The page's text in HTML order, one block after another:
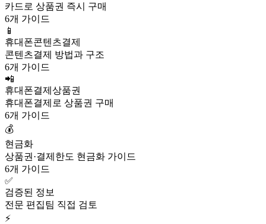
카드로 상품권 즉시 구매
6개 가이드
📱
휴대폰콘텐츠결제
콘텐츠결제 방법과 구조
6개 가이드
📲
휴대폰결제상품권
휴대폰결제로 상품권 구매
6개 가이드
💰
현금화
상품권·결제한도 현금화 가이드
6개 가이드
✅
검증된 정보
전문 편집팀 직접 검토
⚡